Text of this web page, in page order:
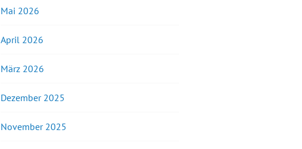
Mai 2026
April 2026
März 2026
Dezember 2025
November 2025